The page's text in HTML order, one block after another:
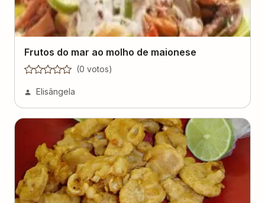
Frutos do mar ao molho de maionese
(0 votos)
Elisângela